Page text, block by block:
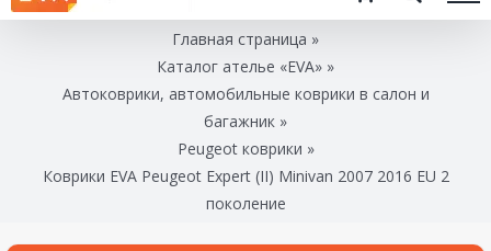
Главная страница »
Каталог ателье «EVA» »
Автоковрики, автомобильные коврики в салон и
багажник »
Peugeot коврики »
Коврики EVA Peugeot Expert (ІІ) Minivan 2007 2016 EU 2
поколение